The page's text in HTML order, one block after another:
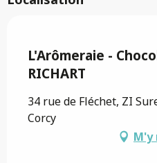
L'Arômeraie -
RICHART
34 rue de Fléchet, ZI
Corcy
M'y